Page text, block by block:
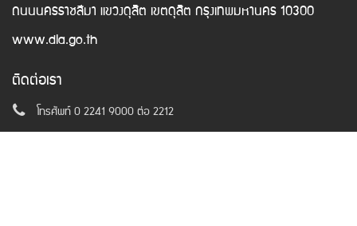
ถนนนครราชสีมา แขวงดุสิต เขตดุสิต กรุงเทพมหานคร 10300
www.dla.go.th
ติดต่อเรา
โทรศัพท์ 0 2241 9000 ต่อ 2212